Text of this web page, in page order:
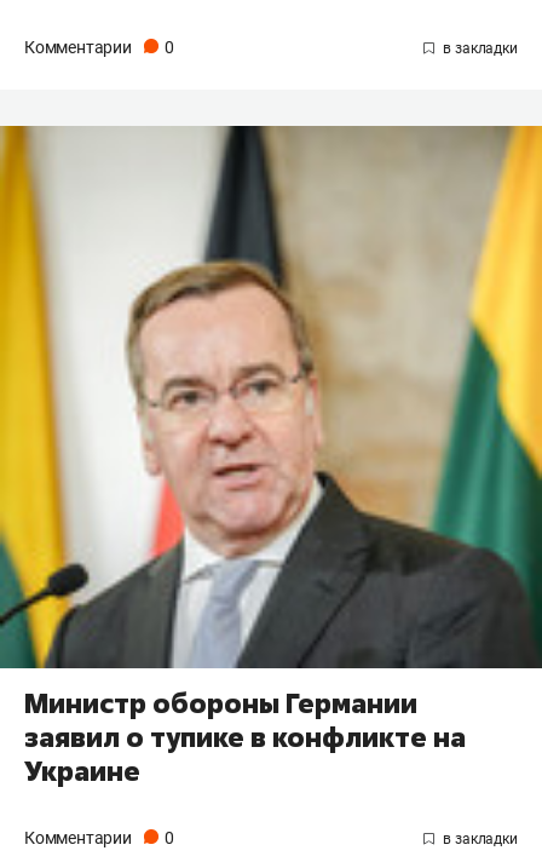
Комментарии 0
Министр обороны Германии
заявил о тупике в конфликте на
Украине
Комментарии 0